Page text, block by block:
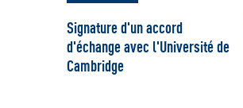
Signature d'un accord
d'échange avec l'Université de
Cambridge